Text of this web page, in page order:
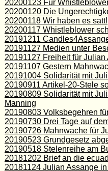
20200123 Für
20200120 Die
20200118 Wir haben es satt!
20200117 Whistleblower
20191211
20191127 Medien unter
20191127 Freiheit für Julian
20191107 Gestern
20191004 Solidarität mit
20190911 Artikel-20-Stele
20190809 Solidarität mit
Manning
20190803 Volksbegehren
20190730 Drei Tage auf
20190726 Mahnwache für
20190523 Grundgesetz
20190518 Stelenreihe am
20181202 Brief an die
20181124 Julian Assange